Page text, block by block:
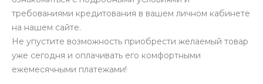
требованиями кредитования в вашем личном кабинете
на нашем сайте.
Не упустите возможность приобрести желаемый товар
уже сегодня и оплачивать его комфортными
ежемесячными платежами!